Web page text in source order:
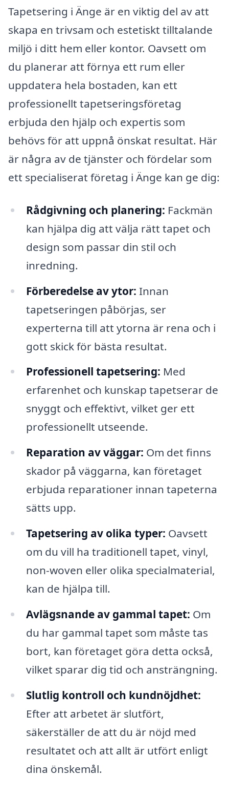
Tapetsering i Änge är en viktig del av att
skapa en trivsam och estetiskt tilltalande
miljö i ditt hem eller kontor. Oavsett om
du planerar att förnya ett rum eller
uppdatera hela bostaden, kan ett
professionellt tapetseringsföretag
erbjuda den hjälp och expertis som
behövs för att uppnå önskat resultat. Här
är några av de tjänster och fördelar som
ett specialiserat företag i Änge kan ge dig:
Rådgivning och planering: Fackmän
kan hjälpa dig att välja rätt tapet och
design som passar din stil och
inredning.
Förberedelse av ytor: Innan
tapetseringen påbörjas, ser
experterna till att ytorna är rena och i
gott skick för bästa resultat.
Professionell tapetsering: Med
erfarenhet och kunskap tapetserar de
snyggt och effektivt, vilket ger ett
professionellt utseende.
Reparation av väggar: Om det finns
skador på väggarna, kan företaget
erbjuda reparationer innan tapeterna
sätts upp.
Tapetsering av olika typer: Oavsett
om du vill ha traditionell tapet, vinyl,
non-woven eller olika specialmaterial,
kan de hjälpa till.
Avlägsnande av gammal tapet: Om
du har gammal tapet som måste tas
bort, kan företaget göra detta också,
vilket sparar dig tid och ansträngning.
Slutlig kontroll och kundnöjdhet:
Efter att arbetet är slutfört,
säkerställer de att du är nöjd med
resultatet och att allt är utfört enligt
dina önskemål.